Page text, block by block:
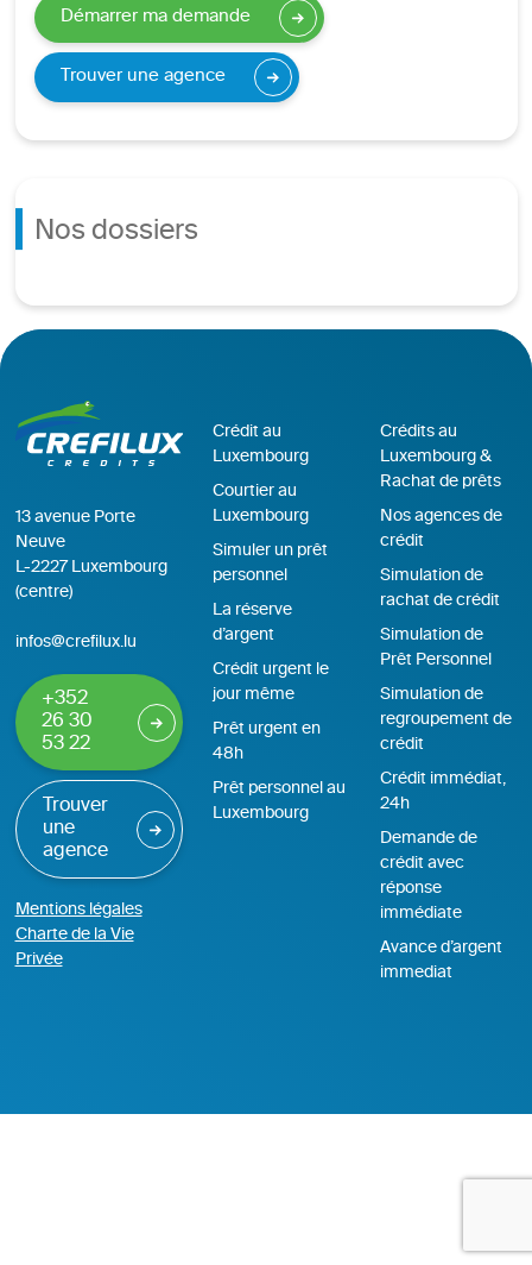
Démarrer ma demande
Trouver une agence
Nos dossiers
13 avenue Porte
Neuve
L-2227 Luxembourg
(centre)
infos@crefilux.lu
+352
26 30
53 22
Trouver
une
agence
Mentions légales
Charte de la Vie
Privée
Crédit au
Luxembourg
Courtier au
Luxembourg
Simuler un prêt
personnel
La réserve
d’argent
Crédit urgent le
jour même
Prêt urgent en
48h
Prêt personnel au
Luxembourg
Crédits au
Luxembourg &
Rachat de prêts
Nos agences de
crédit
Simulation de
rachat de crédit
Simulation de
Prêt Personnel
Simulation de
regroupement de
crédit
Crédit immédiat,
24h
Demande de
crédit avec
réponse
immédiate
Avance d’argent
immediat